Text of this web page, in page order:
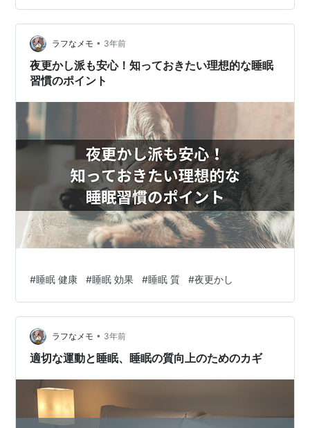
て避けがたい現象です。しかし、ストレスを正確に理解
することは、それを管理し、健康的な生活を送るために
不可欠です。 ストレスの定義 ストレスは、外部の刺激
（ストレッサー）に対する身体的、心理的な反応…
ラフなメモ • 3年前
夜更かし派も安心！知っておきたい理想的な睡眠
習慣のポイント
#睡眠 健康 #睡眠 効果 #睡眠 質 #夜更かし
ラフなメモ • 3年前
適切な運動と睡眠、睡眠の質向上のためのカギ